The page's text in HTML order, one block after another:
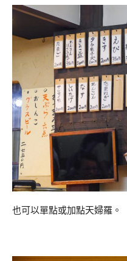
也可以單點或加點天婦羅。